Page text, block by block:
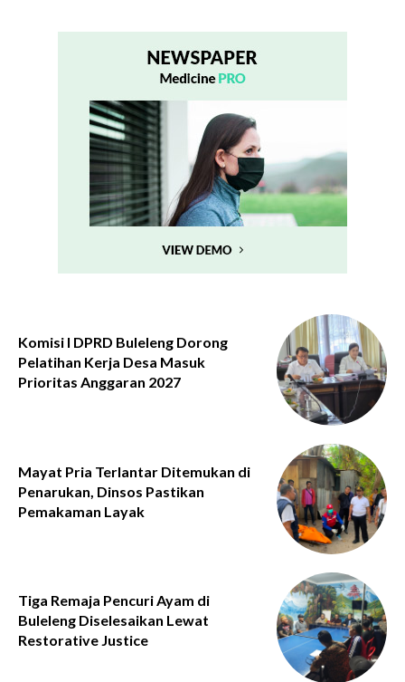
Komisi I DPRD Buleleng Dorong
Pelatihan Kerja Desa Masuk
Prioritas Anggaran 2027
Mayat Pria Terlantar Ditemukan di
Penarukan, Dinsos Pastikan
Pemakaman Layak
Tiga Remaja Pencuri Ayam di
Buleleng Diselesaikan Lewat
Restorative Justice